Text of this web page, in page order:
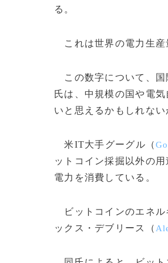
る。
これは世界の電力生産
この数字について、国
氏は、中規模の国や電
いと思えるかもしれな
米IT大手グーグル（
ットコイン採掘以外の
電力を消費している。
ビットコインのエネル
ックス・デブリース（